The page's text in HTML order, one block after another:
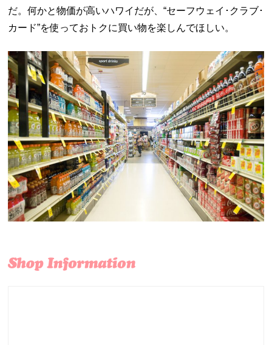
だ。何かと物価が高いハワイだが、“セーフウェイ･クラブ･
カード”を使っておトクに買い物を楽しんでほしい。